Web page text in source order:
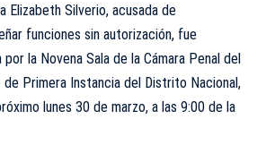
Elizabeth Silverio, acusada de
funciones sin autorización, fue
por la Novena Sala de la Cámara Penal del
de Primera Instancia del Distrito Nacional,
lunes 30 de marzo, a las 9:00 de la